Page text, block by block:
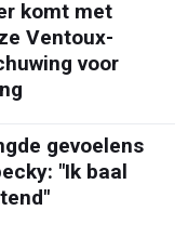
komt met
Ventoux-
voor
gevoelens
"Ik baal